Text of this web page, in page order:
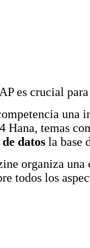
es crucial
una
Hana, temas
datos la base
organiza
todos los